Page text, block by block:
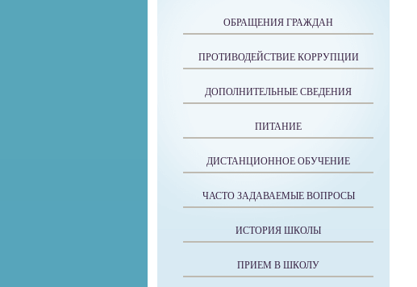
ОБРАЩЕНИЯ ГРАЖДАН
ПРОТИВОДЕЙСТВИЕ КОРРУПЦИИ
ДОПОЛНИТЕЛЬНЫЕ СВЕДЕНИЯ
ПИТАНИЕ
ДИСТАНЦИОННОЕ ОБУЧЕНИЕ
ЧАСТО ЗАДАВАЕМЫЕ ВОПРОСЫ
ИСТОРИЯ ШКОЛЫ
ПРИЕМ В ШКОЛУ